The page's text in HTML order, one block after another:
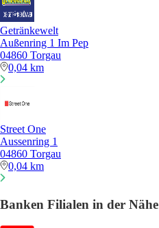
Getränkewelt
Außenring 1 Im Pep
04860 Torgau
0,04 km
Street One
Aussenring 1
04860 Torgau
0,04 km
Banken Filialen in der Nähe